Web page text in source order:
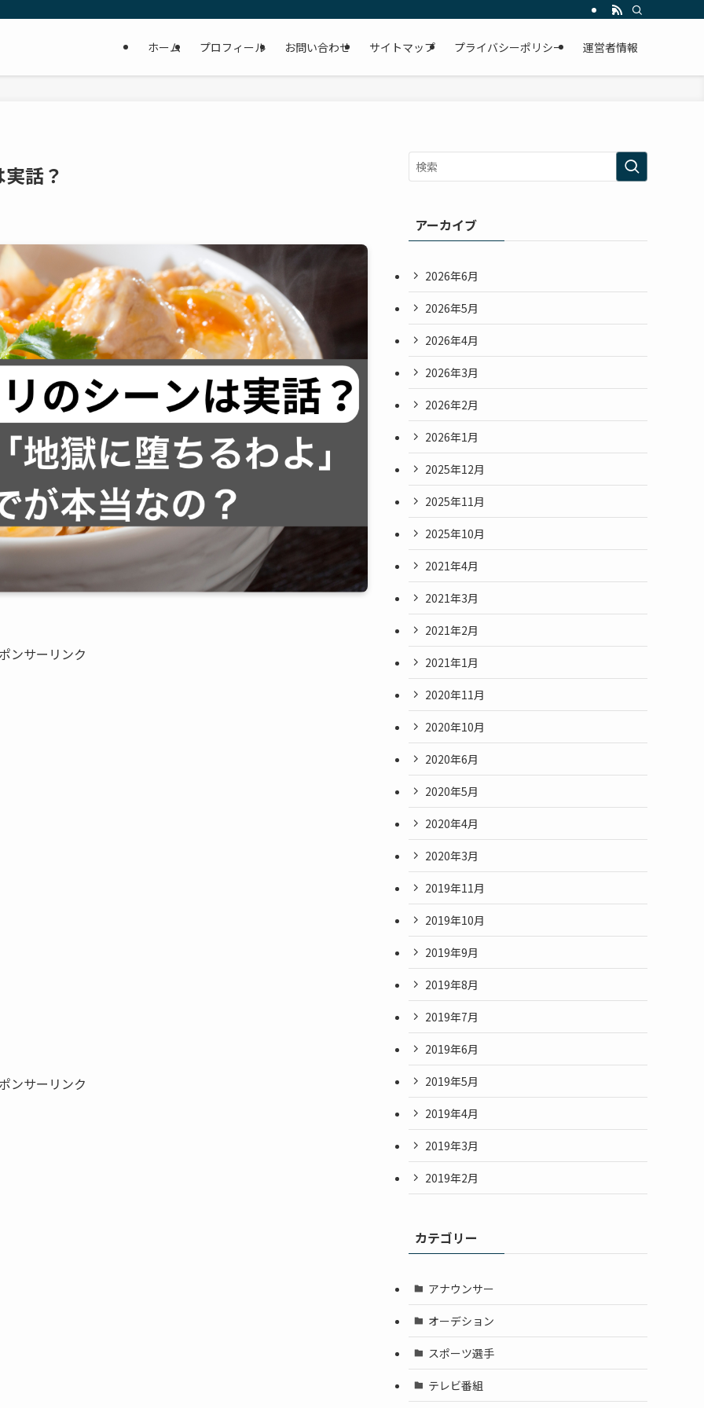
ホーム プロフィール お問い合わせ サイトマップ プライバシーポリシー 運営者情報
話？
ンサーリンク
ンサーリンク
アーカイブ
2026年6月
2026年5月
2026年4月
2026年3月
2026年2月
2026年1月
2025年12月
2025年11月
2025年10月
2021年4月
2021年3月
2021年2月
2021年1月
2020年11月
2020年10月
2020年6月
2020年5月
2020年4月
2020年3月
2019年11月
2019年10月
2019年9月
2019年8月
2019年7月
2019年6月
2019年5月
2019年4月
2019年3月
2019年2月
カテゴリー
アナウンサー
オーデション
スポーツ選手
テレビ番組